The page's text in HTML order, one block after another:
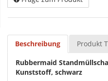
Beschreibung Produkt
Rubbermaid
Kunststoff, schwarz